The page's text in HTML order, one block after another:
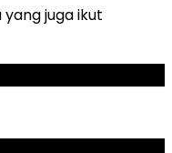
juga ikut